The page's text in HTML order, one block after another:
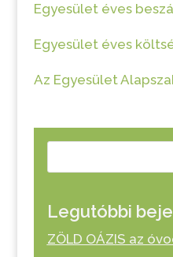
Egyesület éves
Egyesület éves
Az Egyesület
Legutóbbi
ZÖLD OÁZIS az